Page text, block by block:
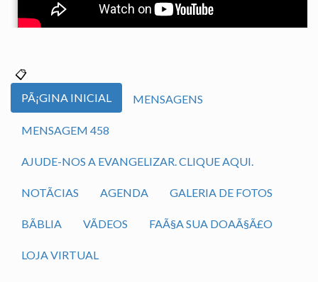
PÃ¡GINA INICIAL MENSAGENS
MENSAGEM 458
AJUDE-NOS A EVANGELIZAR. CLIQUE AQUI.
NOTÃ­CIAS AGENDA GALERIA DE FOTOS
BÃ­BLIA VÃ­DEOS FAÃ§A SUA DOAÃ§Ã£O
LOJA VIRTUAL